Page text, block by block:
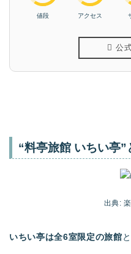
値段 アクセス
公
“料亭旅館 いちい亭”
出典:
いちい亭は全6室限定の旅館